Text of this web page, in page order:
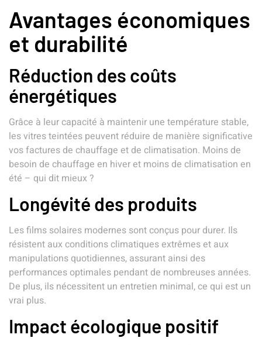
Avantages économiques
et durabilité
Réduction des coûts
énergétiques
Grâce à leur capacité à maintenir une température stable,
les vitres teintées peuvent réduire de manière significative
vos factures de chauffage et de climatisation. Moins de
besoin de chauffage en hiver et moins de climatisation en
été – qui dit mieux ?
Longévité des produits
Les films solaires modernes sont conçus pour durer. Ils
résistent aux conditions climatiques extrêmes et aux
manipulations quotidiennes, assurant ainsi des
performances optimales pendant de nombreuses années.
De plus, ils nécessitent un entretien minimal, ce qui est un
vrai plus.
Impact écologique positif